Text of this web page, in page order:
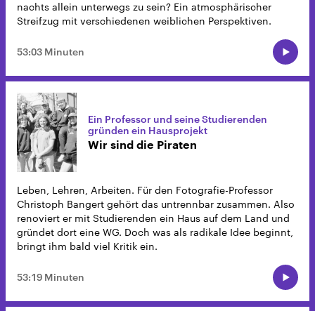
nachts allein unterwegs zu sein? Ein atmosphärischer
Streifzug mit verschiedenen weiblichen Perspektiven.
53:03 Minuten
Ein Professor und seine Studierenden
gründen ein Hausprojekt
Wir sind die Piraten
Leben, Lehren, Arbeiten. Für den Fotografie-Professor
Christoph Bangert gehört das untrennbar zusammen. Also
renoviert er mit Studierenden ein Haus auf dem Land und
gründet dort eine WG. Doch was als radikale Idee beginnt,
bringt ihm bald viel Kritik ein.
53:19 Minuten